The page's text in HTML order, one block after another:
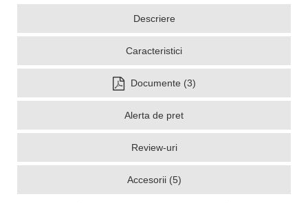
Descriere
Caracteristici
Documente (3)
Alerta de pret
Review-uri
Accesorii (5)